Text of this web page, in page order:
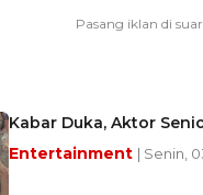
Kabar Duka, Aktor
Entertainment | Senin,